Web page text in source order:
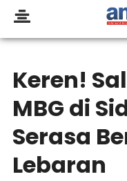
Keren!
MBG di
Serasa
Lebaran